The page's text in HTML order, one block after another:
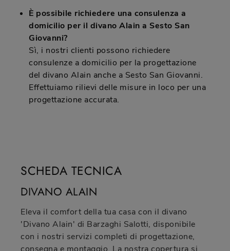
È possibile richiedere una consulenza a
domicilio per il divano Alain a Sesto San
Giovanni?
Sì, i nostri clienti possono richiedere
consulenze a domicilio per la progettazione
del divano Alain anche a Sesto San Giovanni.
Effettuiamo rilievi delle misure in loco per una
progettazione accurata.
SCHEDA TECNICA
DIVANO ALAIN
Eleva il comfort della tua casa con il divano
'Divano Alain' di Barzaghi Salotti, disponibile
con i nostri servizi completi di progettazione,